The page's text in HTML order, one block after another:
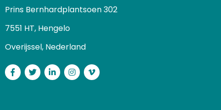
Prins Bernhardplantsoen 302
7551 HT, Hengelo
Overijssel, Nederland
Facebook
TwitterLinkedInInstagram
Vimeo